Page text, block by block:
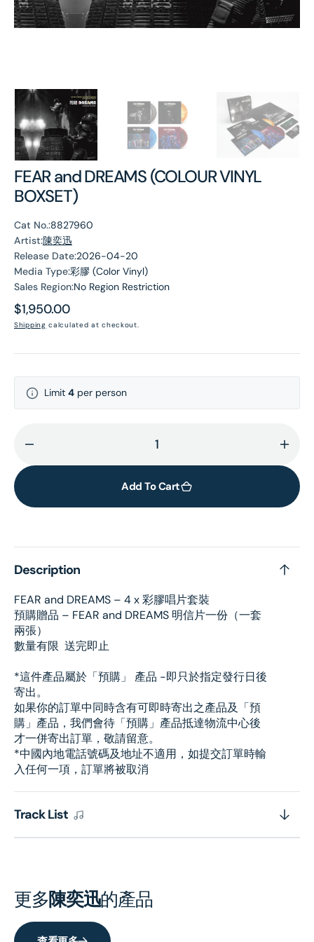
FEAR and DREAMS (COLOUR VINYL
BOXSET)
Cat No.:8827960
Artist:陳奕迅
Release Date:2026-04-20
Media Type:彩膠 (Color Vinyl)
Sales Region:No Region Restriction
Regular
price
$1,950.00
Shipping calculated at checkout.
Limit 4 per person
quantity
FEAR
(COLOUR
VINYL
for
FEAR
Add To Cart
Description
FEAR and DREAMS – 4 x 彩膠唱片套裝
預購贈品 – FEAR and DREAMS 明信片一份（一套
兩張）
數量有限 送完即止
*這件產品屬於「預購」 產品 -即只於指定發行日後
寄出。
如果你的訂單中同時含有可即時寄出之產品及「預
購」產品，我們會待「預購」產品抵達物流中心後
才一併寄出訂單，敬請留意。
*中國內地電話號碼及地址不適用，如提交訂單時輸
入任何一項，訂單將被取消
Track List
更多陳奕迅的產品